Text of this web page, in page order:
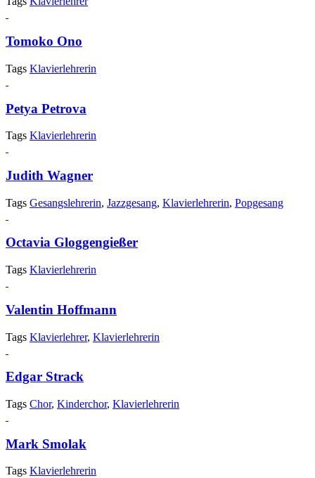
Tomoko Ono
Tags Klavierlehrerin
Petya Petrova
Tags Klavierlehrerin
Judith Wagner
Tags Gesangslehrerin, Jazzgesang, Klavierlehrerin, Popgesang
Octavia Gloggengießer
Tags Klavierlehrerin
Valentin Hoffmann
Tags Klavierlehrer, Klavierlehrerin
Edgar Strack
Tags Chor, Kinderchor, Klavierlehrerin
Mark Smolak
Tags Klavierlehrerin